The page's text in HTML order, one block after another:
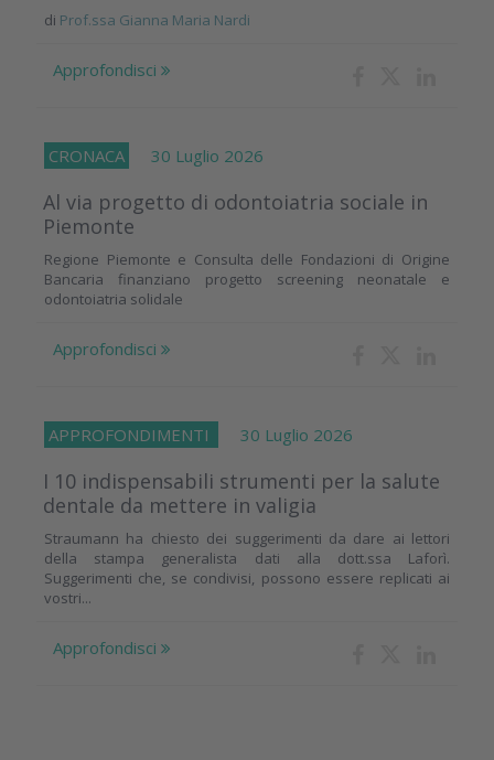
di Prof.ssa Gianna Maria Nardi
Approfondisci
CRONACA 30 Luglio 2026
Al via progetto di odontoiatria sociale in
Piemonte
Regione Piemonte e Consulta delle Fondazioni di Origine
Bancaria finanziano progetto screening neonatale e
odontoiatria solidale
Approfondisci
APPROFONDIMENTI 30 Luglio 2026
I 10 indispensabili strumenti per la salute
dentale da mettere in valigia
Straumann ha chiesto dei suggerimenti da dare ai lettori
della stampa generalista dati alla dott.ssa Laforì.
Suggerimenti che, se condivisi, possono essere replicati ai
vostri...
Approfondisci